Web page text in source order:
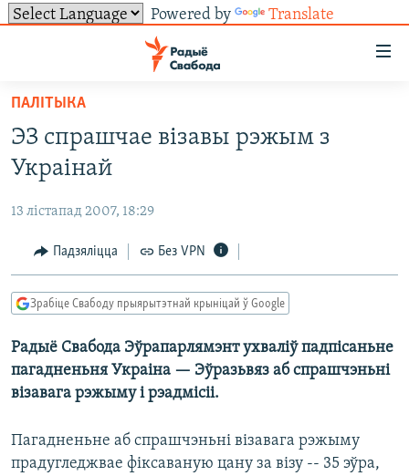
Powered by Translate
ўнівэрсальнага
доступу
Перайсьці
да
галоўнага
Перайсьці
Перайсьці
пошуку
УСЕ НАВІНЫ
ЛЮДЗІ
ПАЛІТЫКА
ВАЙНА
БЕЛАРУСЫ НА ВАЙНЕ
КАЛЯНДАР
ТОЛЬКІ НА СВАБОДЗЕ
БЛОГІ
ГІСТОРЫЯ НА СВАБОДЗЕ
КНІГІ
АЎДЫЁКНІГІ
НА ХВАЛЯХ СВАБОДЫ
СУВЯЗЬ
АБЫСЬЦІ БЛЯКАВАНЬНЕ
ПАДЗЯЛІЦЦА ІНФАРМАЦЫЯЙ
ПАДПІСАЦЦА
RSS
FACEBOOK
TWITTER
Усе сайты РС/РСЭ
ПАЛІТЫКА
ЭЗ спрашчае візавы рэжым з
Украінай
13 лістапад 2007, 18:29
Падзяліцца Без VPN
Зрабіце Свабоду прыярытэтнай крыніцай ў Google
Радыё Свабода Эўрапарлямэнт ухваліў падпісаньне
пагадненьня Украіна — Эўразьвяз аб спрашчэньні
візавага рэжыму і рэадмісіі.
Пагадненьне аб спрашчэньні візавага рэжыму
прадугледжвае фіксаваную цану за візу -- 35 эўра,